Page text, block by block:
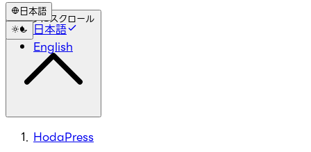
日本語
日本語
English
トップにスクロール
HodaPress